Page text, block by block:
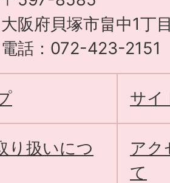
大阪府貝塚市畠中1丁
電話：072-423-2151
サイ
り扱いにつ
アク
て